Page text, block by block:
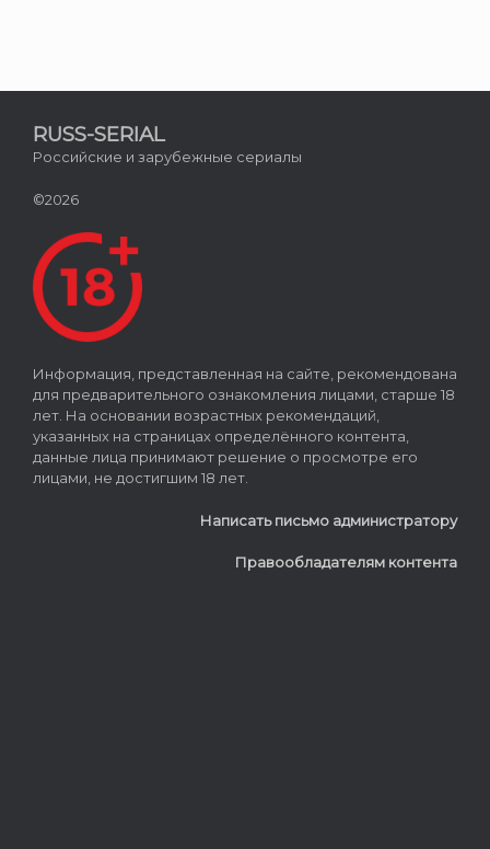
RUSS-SERIAL
Российские и зарубежные сериалы
©2026
Информация, представленная на сайте, рекомендована
для предварительного ознакомления лицами, старше 18
лет. На основании возрастных рекомендаций,
указанных на страницах определённого контента,
данные лица принимают решение о просмотре его
лицами, не достигшим 18 лет.
Написать письмо администратору
Правообладателям контента